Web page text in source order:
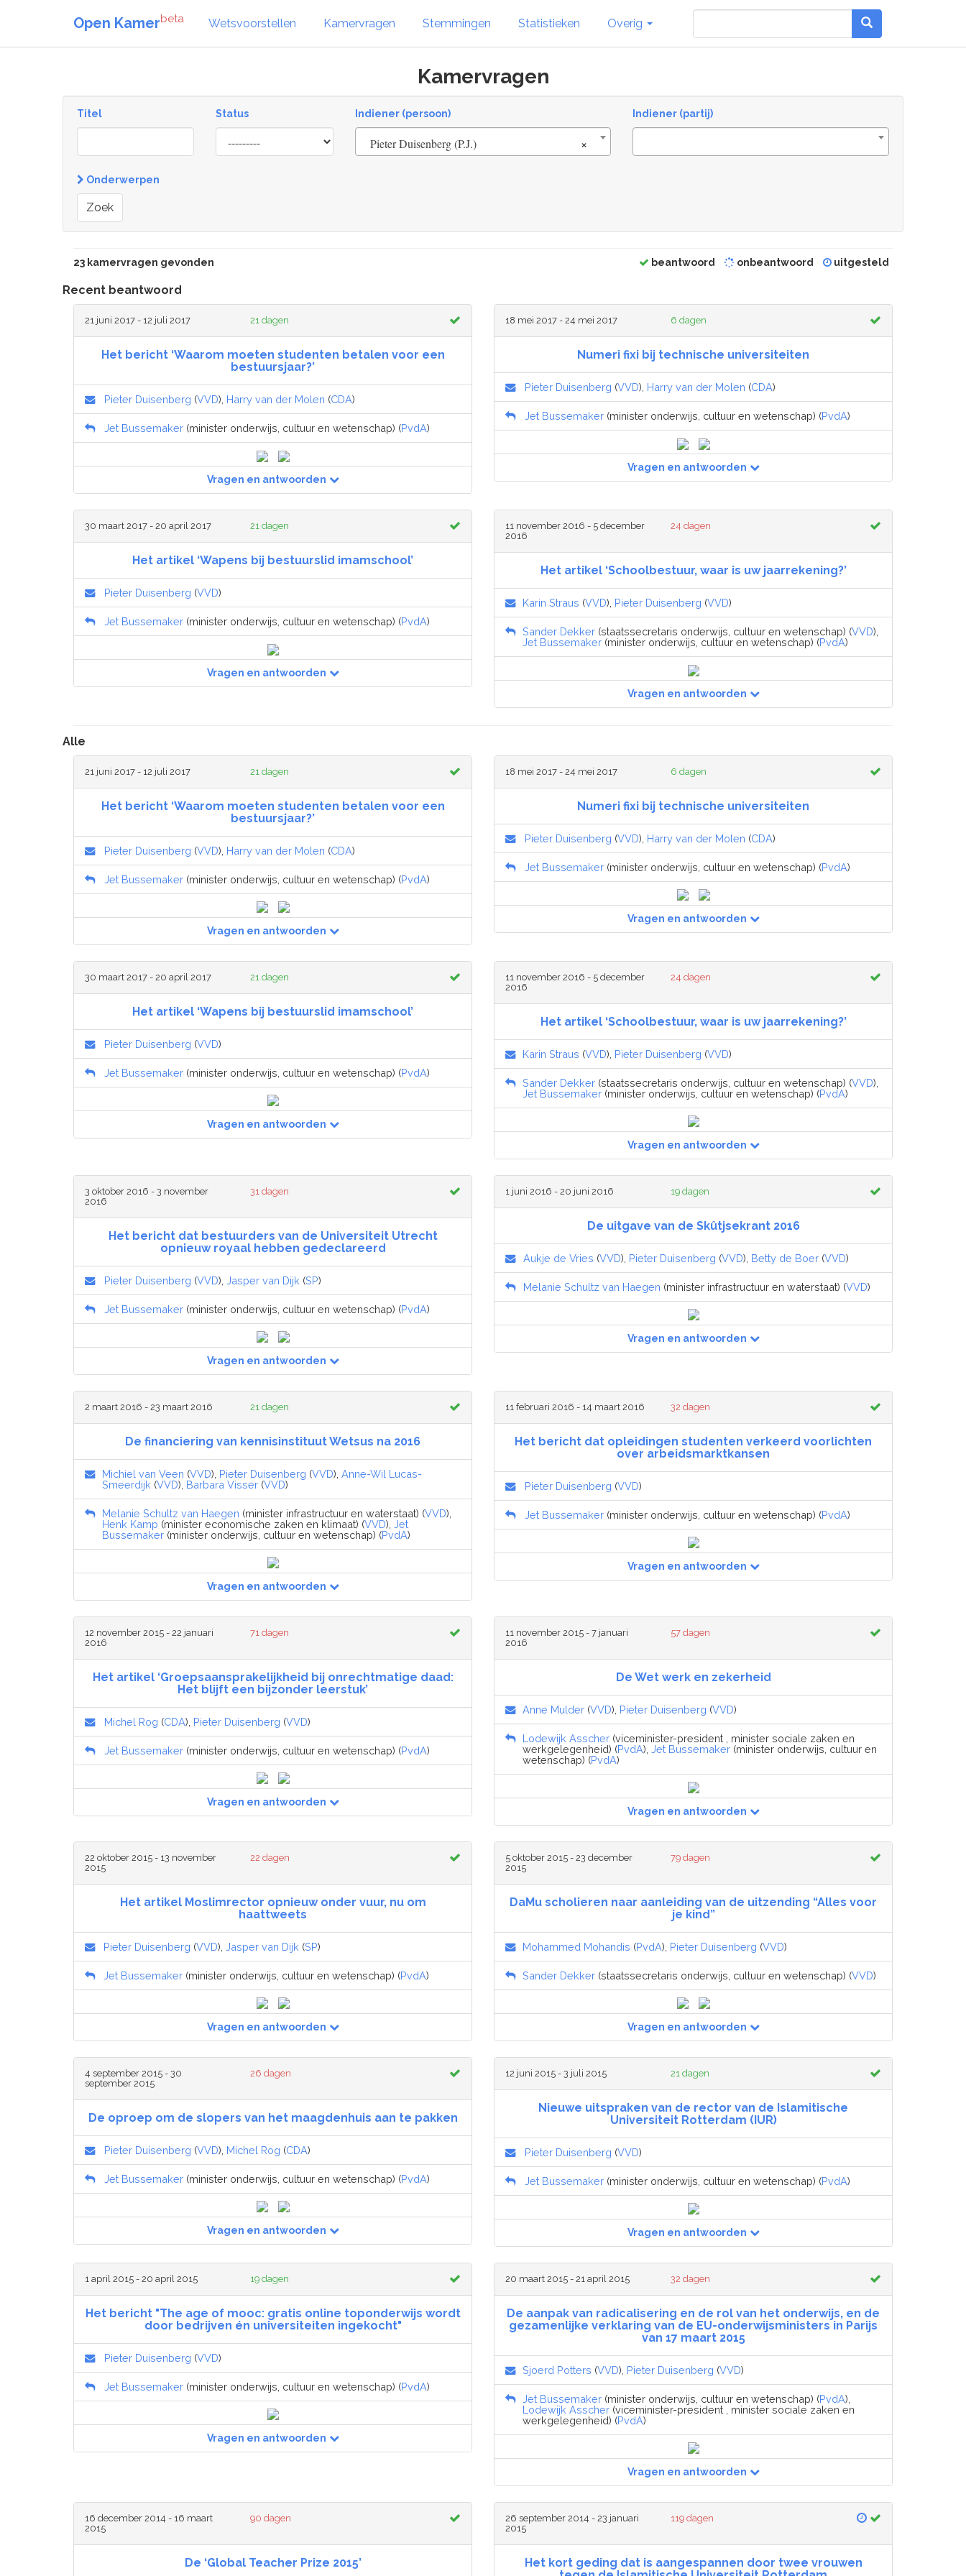
Open Kamerbeta Wetsvoorstellen Kamervragen Stemmingen Statistieken Overig
Kamervragen
Titel Status
[invalid
name]
Indiener (persoon)
×
Pieter Duisenberg (P.J.)
Indiener (partij)
Onderwerpen
Zoek
23 kamervragen gevonden beantwoord onbeantwoord uitgesteld
Recent beantwoord
21 juni 2017 - 12 juli 2017 21 dagen
Het bericht ‘Waarom moeten studenten betalen voor een
bestuursjaar?’
Pieter Duisenberg (VVD), Harry van der Molen (CDA)
Jet Bussemaker (minister onderwijs, cultuur en wetenschap) (PvdA)
Vragen en antwoorden
18 mei 2017 - 24 mei 2017 6 dagen
Numeri fixi bij technische universiteiten
Pieter Duisenberg (VVD), Harry van der Molen (CDA)
Jet Bussemaker (minister onderwijs, cultuur en wetenschap) (PvdA)
Vragen en antwoorden
30 maart 2017 - 20 april 2017 21 dagen
Het artikel ‘Wapens bij bestuurslid imamschool’
Pieter Duisenberg (VVD)
Jet Bussemaker (minister onderwijs, cultuur en wetenschap) (PvdA)
Vragen en antwoorden
11 november 2016 - 5 december
2016
24 dagen
Het artikel ‘Schoolbestuur, waar is uw jaarrekening?’
Karin Straus (VVD), Pieter Duisenberg (VVD)
Sander Dekker (staatssecretaris onderwijs, cultuur en wetenschap) (VVD),
Jet Bussemaker (minister onderwijs, cultuur en wetenschap) (PvdA)
Vragen en antwoorden
Alle
21 juni 2017 - 12 juli 2017 21 dagen
Het bericht ‘Waarom moeten studenten betalen voor een
bestuursjaar?’
Pieter Duisenberg (VVD), Harry van der Molen (CDA)
Jet Bussemaker (minister onderwijs, cultuur en wetenschap) (PvdA)
Vragen en antwoorden
18 mei 2017 - 24 mei 2017 6 dagen
Numeri fixi bij technische universiteiten
Pieter Duisenberg (VVD), Harry van der Molen (CDA)
Jet Bussemaker (minister onderwijs, cultuur en wetenschap) (PvdA)
Vragen en antwoorden
30 maart 2017 - 20 april 2017 21 dagen
Het artikel ‘Wapens bij bestuurslid imamschool’
Pieter Duisenberg (VVD)
Jet Bussemaker (minister onderwijs, cultuur en wetenschap) (PvdA)
Vragen en antwoorden
11 november 2016 - 5 december
2016
24 dagen
Het artikel ‘Schoolbestuur, waar is uw jaarrekening?’
Karin Straus (VVD), Pieter Duisenberg (VVD)
Sander Dekker (staatssecretaris onderwijs, cultuur en wetenschap) (VVD),
Jet Bussemaker (minister onderwijs, cultuur en wetenschap) (PvdA)
Vragen en antwoorden
3 oktober 2016 - 3 november
2016
31 dagen
Het bericht dat bestuurders van de Universiteit Utrecht
opnieuw royaal hebben gedeclareerd
Pieter Duisenberg (VVD), Jasper van Dijk (SP)
Jet Bussemaker (minister onderwijs, cultuur en wetenschap) (PvdA)
Vragen en antwoorden
1 juni 2016 - 20 juni 2016 19 dagen
De uitgave van de Skûtjsekrant 2016
Aukje de Vries (VVD), Pieter Duisenberg (VVD), Betty de Boer (VVD)
Melanie Schultz van Haegen (minister infrastructuur en waterstaat) (VVD)
Vragen en antwoorden
2 maart 2016 - 23 maart 2016 21 dagen
De financiering van kennisinstituut Wetsus na 2016
Michiel van Veen (VVD), Pieter Duisenberg (VVD), Anne-Wil Lucas-
Smeerdijk (VVD), Barbara Visser (VVD)
Melanie Schultz van Haegen (minister infrastructuur en waterstaat) (VVD),
Henk Kamp (minister economische zaken en klimaat) (VVD), Jet
Bussemaker (minister onderwijs, cultuur en wetenschap) (PvdA)
Vragen en antwoorden
11 februari 2016 - 14 maart 2016 32 dagen
Het bericht dat opleidingen studenten verkeerd voorlichten
over arbeidsmarktkansen
Pieter Duisenberg (VVD)
Jet Bussemaker (minister onderwijs, cultuur en wetenschap) (PvdA)
Vragen en antwoorden
12 november 2015 - 22 januari
2016
71 dagen
Het artikel ‘Groepsaansprakelijkheid bij onrechtmatige daad:
Het blijft een bijzonder leerstuk’
Michel Rog (CDA), Pieter Duisenberg (VVD)
Jet Bussemaker (minister onderwijs, cultuur en wetenschap) (PvdA)
Vragen en antwoorden
11 november 2015 - 7 januari
2016
57 dagen
De Wet werk en zekerheid
Anne Mulder (VVD), Pieter Duisenberg (VVD)
Lodewijk Asscher (viceminister-president , minister sociale zaken en
werkgelegenheid) (PvdA), Jet Bussemaker (minister onderwijs, cultuur en
wetenschap) (PvdA)
Vragen en antwoorden
22 oktober 2015 - 13 november
2015
22 dagen
Het artikel Moslimrector opnieuw onder vuur, nu om
haattweets
Pieter Duisenberg (VVD), Jasper van Dijk (SP)
Jet Bussemaker (minister onderwijs, cultuur en wetenschap) (PvdA)
Vragen en antwoorden
5 oktober 2015 - 23 december
2015
79 dagen
DaMu scholieren naar aanleiding van de uitzending “Alles voor
je kind”
Mohammed Mohandis (PvdA), Pieter Duisenberg (VVD)
Sander Dekker (staatssecretaris onderwijs, cultuur en wetenschap) (VVD)
Vragen en antwoorden
4 september 2015 - 30
september 2015
26 dagen
De oproep om de slopers van het maagdenhuis aan te pakken
Pieter Duisenberg (VVD), Michel Rog (CDA)
Jet Bussemaker (minister onderwijs, cultuur en wetenschap) (PvdA)
Vragen en antwoorden
12 juni 2015 - 3 juli 2015 21 dagen
Nieuwe uitspraken van de rector van de Islamitische
Universiteit Rotterdam (IUR)
Pieter Duisenberg (VVD)
Jet Bussemaker (minister onderwijs, cultuur en wetenschap) (PvdA)
Vragen en antwoorden
1 april 2015 - 20 april 2015 19 dagen
Het bericht "The age of mooc: gratis online toponderwijs wordt
door bedrijven én universiteiten ingekocht"
Pieter Duisenberg (VVD)
Jet Bussemaker (minister onderwijs, cultuur en wetenschap) (PvdA)
Vragen en antwoorden
20 maart 2015 - 21 april 2015 32 dagen
De aanpak van radicalisering en de rol van het onderwijs, en de
gezamenlijke verklaring van de EU-onderwijsministers in Parijs
van 17 maart 2015
Sjoerd Potters (VVD), Pieter Duisenberg (VVD)
Jet Bussemaker (minister onderwijs, cultuur en wetenschap) (PvdA),
Lodewijk Asscher (viceminister-president , minister sociale zaken en
werkgelegenheid) (PvdA)
Vragen en antwoorden
16 december 2014 - 16 maart
2015
90 dagen
De ‘Global Teacher Prize 2015’
26 september 2014 - 23 januari
2015
119 dagen
Het kort geding dat is aangespannen door twee vrouwen